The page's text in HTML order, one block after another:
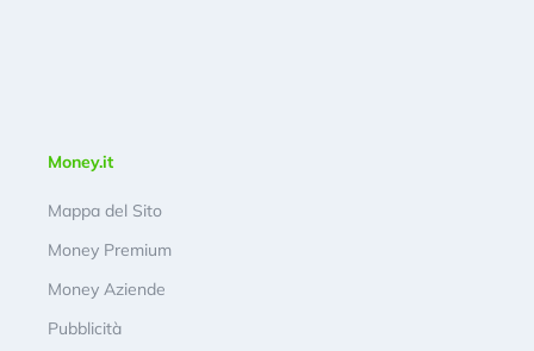
Money.it
Mappa del Sito
Money Premium
Money Aziende
Pubblicità